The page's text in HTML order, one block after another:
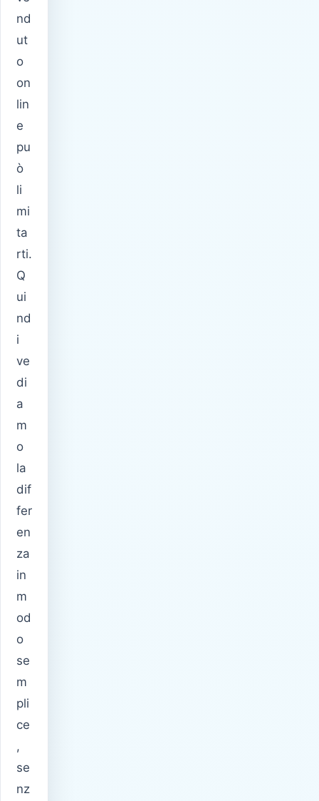
nd
ut
o
on
lin
e
pu
ò
li
mi
ta
rti.
Q
ui
nd
i
ve
di
a
m
o
la
dif
fer
en
za
in
m
od
o
se
m
pli
ce
,
se
nz